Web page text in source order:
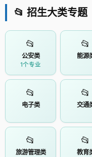
📂 招生大类专题
📂
公安类
1个专业
📂
能源
📂
电子类
📂
交通
📂
旅游管理类
📂
教育